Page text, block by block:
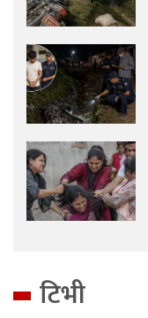
टिभी